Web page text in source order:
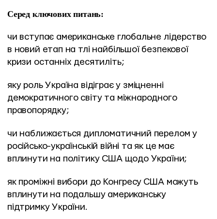
Серед ключових питань:
чи вступає американське глобальне лідерство
в новий етап на тлі найбільшої безпекової
кризи останніх десятиліть;
яку роль Україна відіграє у зміцненні
демократичного світу та міжнародного
правопорядку;
чи наближається дипломатичний перелом у
російсько-українській війні та як це має
вплинути на політику США щодо України;
як проміжні вибори до Конгресу США можуть
вплинути на подальшу американську
підтримку України.